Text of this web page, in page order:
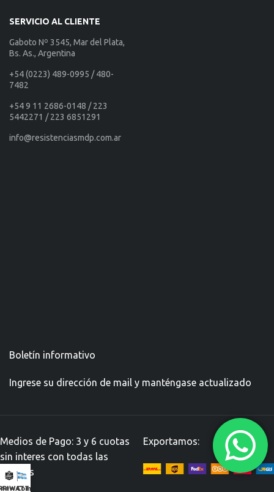
SERVICIO AL CLIENTE
Gaboto Nº 3545, Mar del Plata,
Bs. As., Argentina
+54 (0223) 489-0995 / 480-
7482
+54 9 11 2686-0148 / 223
5442271 / 223 6851291
info@resistenciasmdp.com.ar
Boletín informativo
Ingrese su dirección de mail y manténgase actualizado
Medios de Pago: 3 y 6 cuotas
sin interes con todas las
tarjetas
Exportamos:
NEGRAS
⭐⭐⭐ Combos